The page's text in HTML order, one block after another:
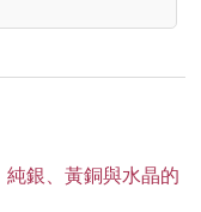
純銀、黃銅與水晶的